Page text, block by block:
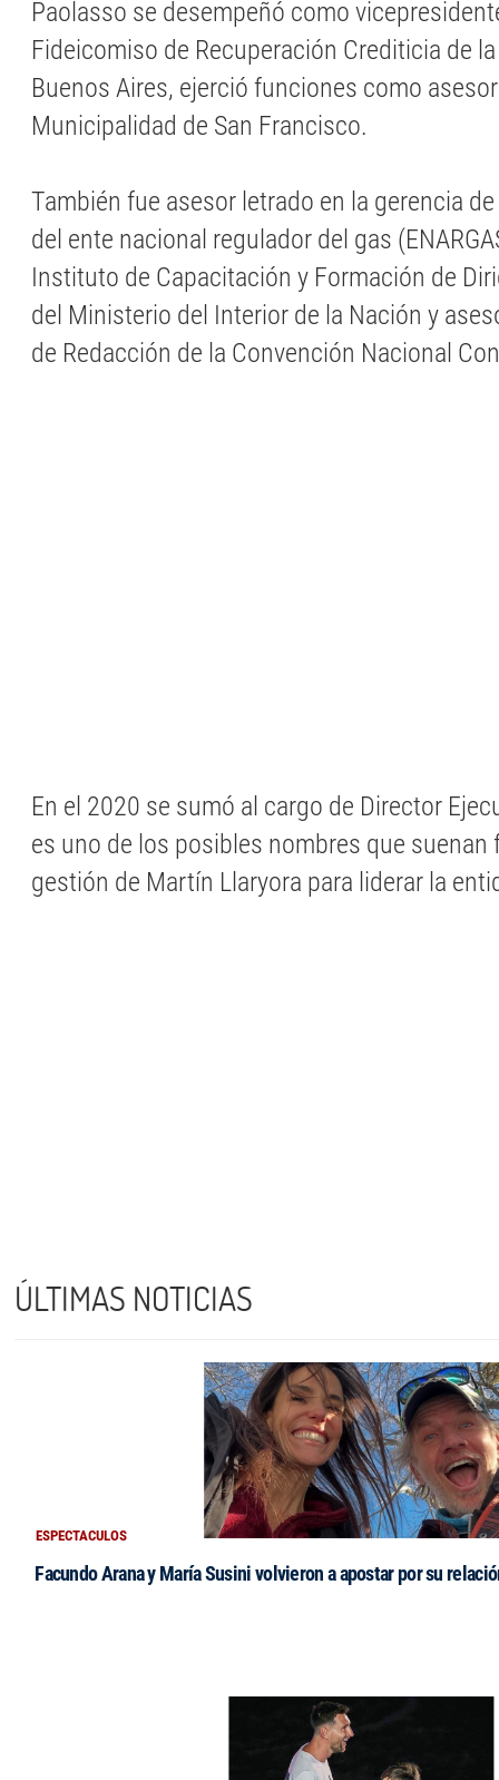
Paolasso se desempeñó como
Fideicomiso de Recuperación Crediticia de
Buenos Aires, ejerció funciones como
Municipalidad de San Francisco.
También fue asesor letrado en la gerencia
del ente nacional regulador del gas
Instituto de Capacitación y Formación de
del Ministerio del Interior de la Nación y
de Redacción de la Convención Nacional
En el 2020 se sumó al cargo de Director
es uno de los posibles nombres que suenan
gestión de Martín Llaryora para liderar la
ÚLTIMAS NOTICIAS
ESPECTACULOS
Facundo Arana y María Susini volvieron a apostar por su